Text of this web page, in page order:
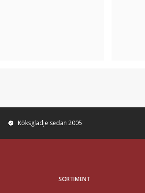
Köksglädje sedan 2005
SORTIMENT